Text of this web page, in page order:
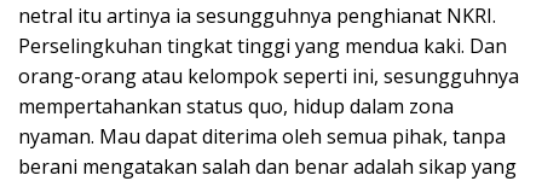
netral itu artinya ia sesungguhnya penghianat NKRI.
Perselingkuhan tingkat tinggi yang mendua kaki. Dan
orang-orang atau kelompok seperti ini, sesungguhnya
mempertahankan status quo, hidup dalam zona
nyaman. Mau dapat diterima oleh semua pihak, tanpa
berani mengatakan salah dan benar adalah sikap yang